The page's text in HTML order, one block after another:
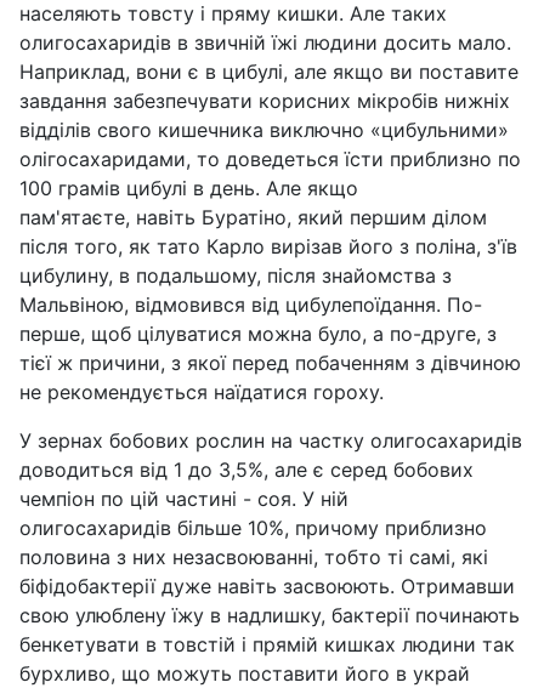
населяють товсту і пряму кишки. Але таких
олигосахаридів в звичній їжі людини досить мало.
Наприклад, вони є в цибулі, але якщо ви поставите
завдання забезпечувати корисних мікробів нижніх
відділів свого кишечника виключно «цибульними»
олігосахаридами, то доведеться їсти приблизно по
100 грамів цибулі в день. Але якщо
пам'ятаєте, навіть Буратіно, який першим ділом
після того, як тато Карло вирізав його з поліна, з'їв
цибулину, в подальшому, після знайомства з
Мальвіною, відмовився від цибулепоїдання. По-
перше, щоб цілуватися можна було, а по-друге, з
тієї ж причини, з якої перед побаченням з дівчиною
не рекомендується наїдатися гороху.
У зернах бобових рослин на частку олигосахаридів
доводиться від 1 до 3,5%, але є серед бобових
чемпіон по цій частині - соя. У ній
олигосахаридів більше 10%, причому приблизно
половина з них незасвоюванні, тобто ті самі, які
біфідобактерії дуже навіть засвоюють. Отримавши
свою улюблену їжу в надлишку, бактерії починають
бенкетувати в товстій і прямій кишках людини так
бурхливо, що можуть поставити його в украй